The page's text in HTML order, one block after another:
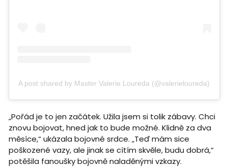
A post shared by Master Valerie Loureda (@valerieloureda)
„Pořád je to jen začátek. Užila jsem si tolik zábavy. Chci
znovu bojovat, hned jak to bude možné. Klidně za dva
měsíce,“ ukázala bojovné srdce. „Teď mám sice
poškozené vazy, ale jinak se cítím skvěle, budu dobrá,“
potěšila fanoušky bojovně naladěnými vzkazy.